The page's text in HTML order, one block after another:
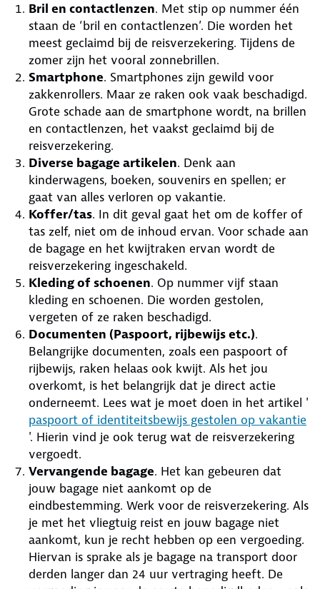
Bril en contactlenzen. Met stip op nummer één
staan de ‘bril en contactlenzen’. Die worden het
meest geclaimd bij de reisverzekering. Tijdens de
zomer zijn het vooral zonnebrillen.
Smartphone. Smartphones zijn gewild voor
zakkenrollers. Maar ze raken ook vaak beschadigd.
Grote schade aan de smartphone wordt, na brillen
en contactlenzen, het vaakst geclaimd bij de
reisverzekering.
Diverse bagage artikelen. Denk aan
kinderwagens, boeken, souvenirs en spellen; er
gaat van alles verloren op vakantie.
Koffer/tas. In dit geval gaat het om de koffer of
tas zelf, niet om de inhoud ervan. Voor schade aan
de bagage en het kwijtraken ervan wordt de
reisverzekering ingeschakeld.
Kleding of schoenen. Op nummer vijf staan
kleding en schoenen. Die worden gestolen,
vergeten of ze raken beschadigd.
Documenten (Paspoort, rijbewijs etc.).
Belangrijke documenten, zoals een paspoort of
rijbewijs, raken helaas ook kwijt. Als het jou
overkomt, is het belangrijk dat je direct actie
onderneemt. Lees wat je moet doen in het artikel '
paspoort of identiteitsbewijs gestolen op vakantie
'. Hierin vind je ook terug wat de reisverzekering
vergoedt.
Vervangende bagage. Het kan gebeuren dat
jouw bagage niet aankomt op de
eindbestemming. Werk voor de reisverzekering. Als
je met het vliegtuig reist en jouw bagage niet
aankomt, kun je recht hebben op een vergoeding.
Hiervan is sprake als je bagage na transport door
derden langer dan 24 uur vertraging heeft. De